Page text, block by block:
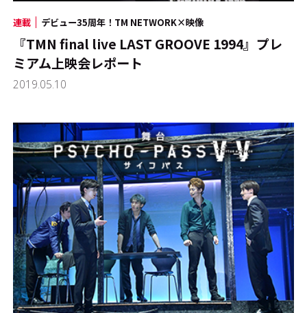
連載 デビュー35周年！TM NETWORK×映像
『TMN final live LAST GROOVE 1994』プレ
ミアム上映会レポート
2019.05.10